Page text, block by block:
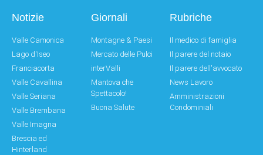
Notizie
Valle Camonica
Lago d'Iseo
Franciacorta
Valle Cavallina
Valle Seriana
Valle Brembana
Valle Imagna
Brescia ed
Hinterland
Giornali
Montagne & Paesi
Mercato delle Pulci
interValli
Mantova che
Spettacolo!
Buona Salute
Rubriche
Il medico di famiglia
Il parere del notaio
Il parere dell'avvocato
News Lavoro
Amministrazioni
Condominiali